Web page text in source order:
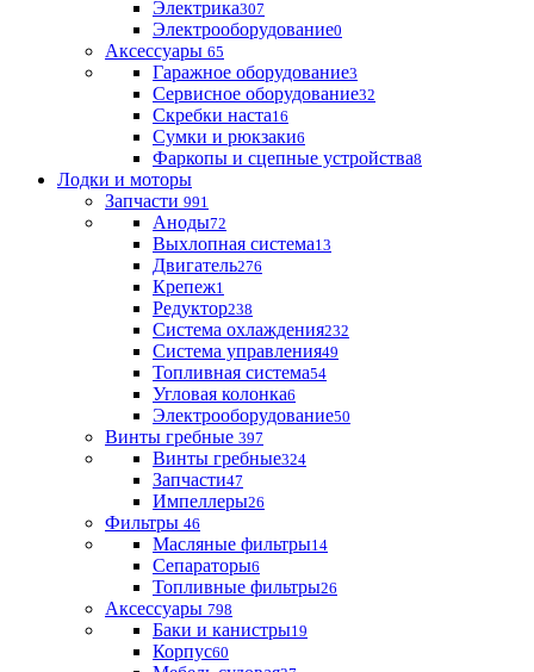
Электрика307
Электрооборудование0
Аксессуары 65
Гаражное оборудование3
Сервисное оборудование32
Скребки наста16
Сумки и рюкзаки6
Фаркопы и сцепные устройства8
Лодки и моторы
Запчасти 991
Аноды72
Выхлопная система13
Двигатель276
Крепеж1
Редуктор238
Система охлаждения232
Система управления49
Топливная система54
Угловая колонка6
Электрооборудование50
Винты гребные 397
Винты гребные324
Запчасти47
Импеллеры26
Фильтры 46
Масляные фильтры14
Сепараторы6
Топливные фильтры26
Аксессуары 798
Баки и канистры19
Корпус60